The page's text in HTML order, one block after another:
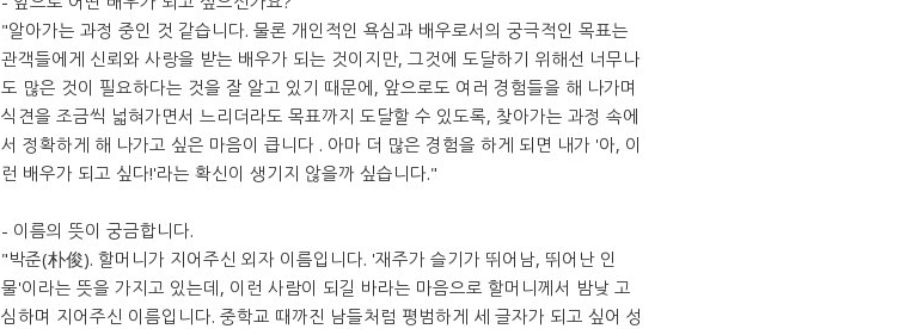
"알아가는 과정 중인 것 같습니다. 물론 개인적인 욕심과 배우로서의 궁극적인 목표는
관객들에게 신뢰와 사랑을 받는 배우가 되는 것이지만, 그것에 도달하기 위해선 너무나
도 많은 것이 필요하다는 것을 잘 알고 있기 때문에, 앞으로도 여러 경험들을 해 나가며
식견을 조금씩 넓혀가면서 느리더라도 목표까지 도달할 수 있도록, 찾아가는 과정 속에
서 정확하게 해 나가고 싶은 마음이 큽니다 . 아마 더 많은 경험을 하게 되면 내가 '아, 이
런 배우가 되고 싶다!'라는 확신이 생기지 않을까 싶습니다."
- 이름의 뜻이 궁금합니다.
"박준(朴俊). 할머니가 지어주신 외자 이름입니다. '재주가 슬기가 뛰어남, 뛰어난 인
물'이라는 뜻을 가지고 있는데, 이런 사람이 되길 바라는 마음으로 할머니께서 밤낮 고
심하며 지어주신 이름입니다. 중학교 때까진 남들처럼 평범하게 세 글자가 되고 싶어 성